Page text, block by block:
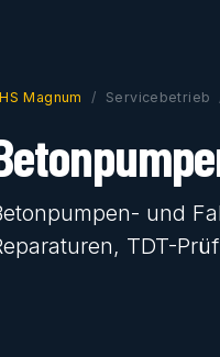
Magnum Servicebetrieb
und
TDT-